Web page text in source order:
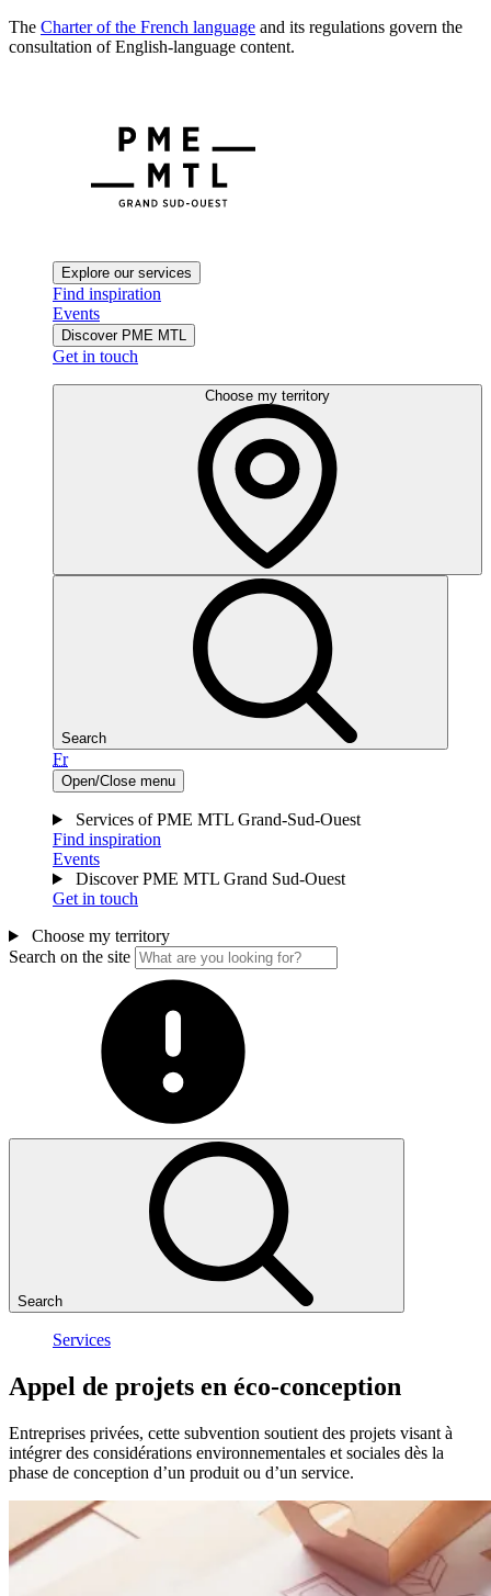
The Charter of the French language and its regulations govern the
consultation of English-language content.
Explore our services
Find inspiration
Events
Discover PME MTL
Get in touch
Choose my territory
Search
Fr
Open/Close menu
Services of PME MTL Grand-Sud-Ouest
Find inspiration
Events
Discover PME MTL Grand Sud-Ouest
Get in touch
Choose my territory
Search on the site
Search
Services
Appel de projets en éco-conception
Entreprises privées, cette subvention soutient des projets visant à
intégrer des considérations environnementales et sociales dès la
phase de conception d’un produit ou d’un service.